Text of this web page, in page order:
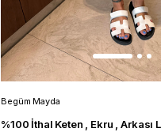
Begüm Mayda
%100 İthal Keten , Ekru , Arkası